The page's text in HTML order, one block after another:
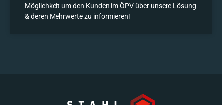
Möglichkeit um den Kunden im ÖPV über unsere Lösung
& deren Mehrwerte zu informieren!